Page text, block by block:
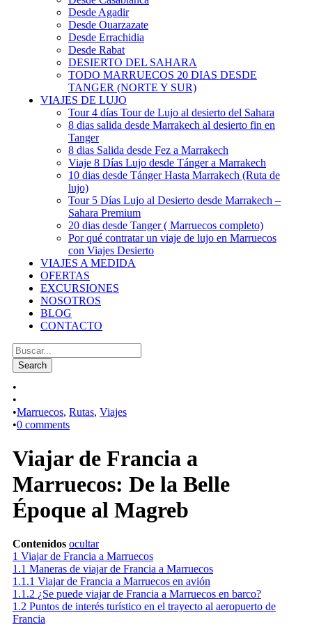
Desde Agadir
Desde Ouarzazate
Desde Errachidia
Desde Rabat
DESIERTO DEL SAHARA
TODO MARRUECOS 20 DIAS DESDE
TANGER (NORTE Y SUR)
VIAJES DE LUJO
Tour 4 días Tour de Lujo al desierto del Sahara
8 dias salida desde Marrakech al desierto fin en
Tanger
8 dias Salida desde Fez a Marrakech
Viaje 8 Días Lujo desde Tánger a Marrakech
10 dias desde Tánger Hasta Marrakech (Ruta de
lujo)
Tour 5 Días Lujo al Desierto desde Marrakech –
Sahara Premium
20 dias desde Tanger ( Marruecos completo)
Por qué contratar un viaje de lujo en Marruecos
con Viajes Desierto
VIAJES A MEDIDA
OFERTAS
EXCURSIONES
NOSOTROS
BLOG
CONTACTO
•
•
•Marruecos, Rutas, Viajes
•0 comments
Viajar de Francia a
Marruecos: De la Belle
Époque al Magreb
Contenidos ocultar
1 Viajar de Francia a Marruecos
1.1 Maneras de viajar de Francia a Marruecos
1.1.1 Viajar de Francia a Marruecos en avión
1.1.2 ¿Se puede viajar de Francia a Marruecos en barco?
1.2 Puntos de interés turístico en el trayecto al aeropuerto de
Francia